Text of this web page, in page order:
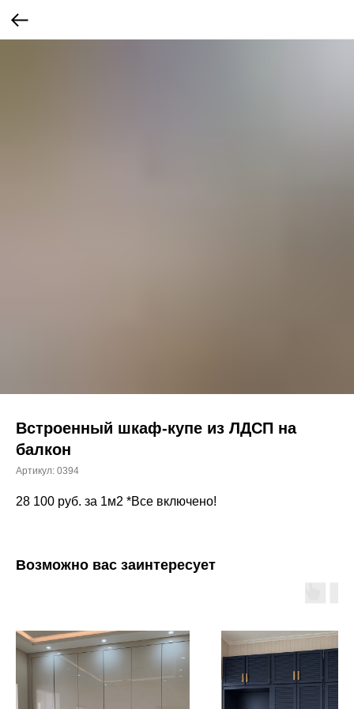
Встроенный шкаф-купе из ЛДСП на
балкон
Артикул: 0394
28 100 руб. за 1м2 *Все включено!
Возможно вас заинтересует